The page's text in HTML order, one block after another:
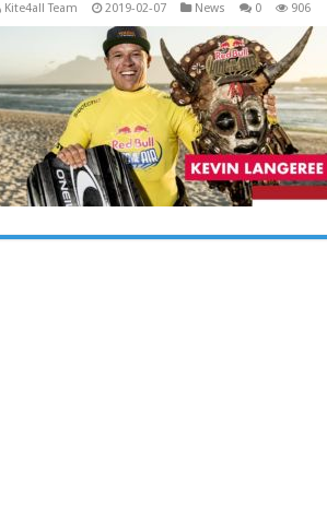
Kite4all Team 2019-02-07 News 0 906